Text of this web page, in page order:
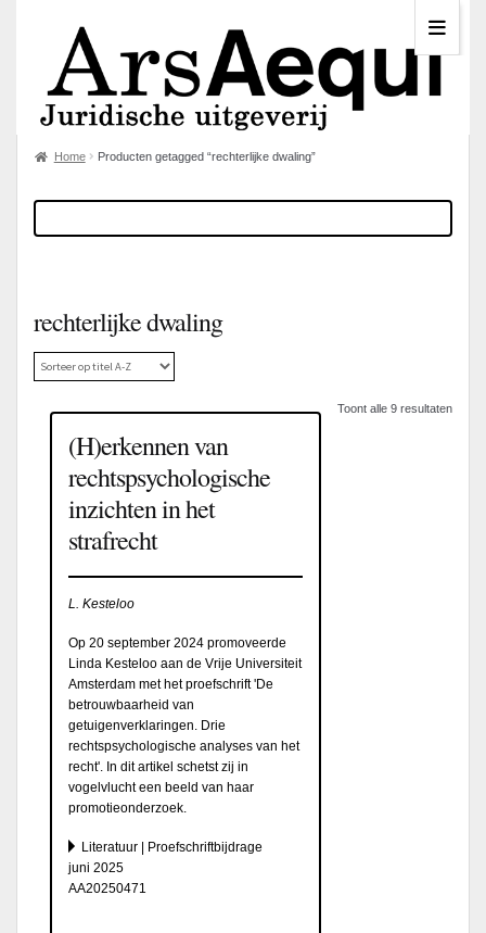
Home Producten getagged “rechterlijke dwaling”
rechterlijke dwaling
Toont alle 9 resultaten
(H)erkennen van
rechtspsychologische
inzichten in het
strafrecht
L. Kesteloo
Op 20 september 2024 promoveerde
Linda Kesteloo aan de Vrije Universiteit
Amsterdam met het proefschrift 'De
betrouwbaarheid van
getuigenverklaringen. Drie
rechtspsychologische analyses van het
recht'. In dit artikel schetst zij in
vogelvlucht een beeld van haar
promotieonderzoek.
Literatuur | Proefschriftbijdrage
juni 2025
AA20250471